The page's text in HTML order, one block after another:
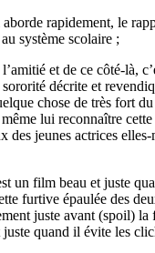
rapidement, le
système scolaire ;
et de ce côté-là,
sororité décrite et
chose de très fort
lui reconnaître
des jeunes actrices
un film beau et juste
furtive épaulée des
juste avant (spoil) la
quand il évite les